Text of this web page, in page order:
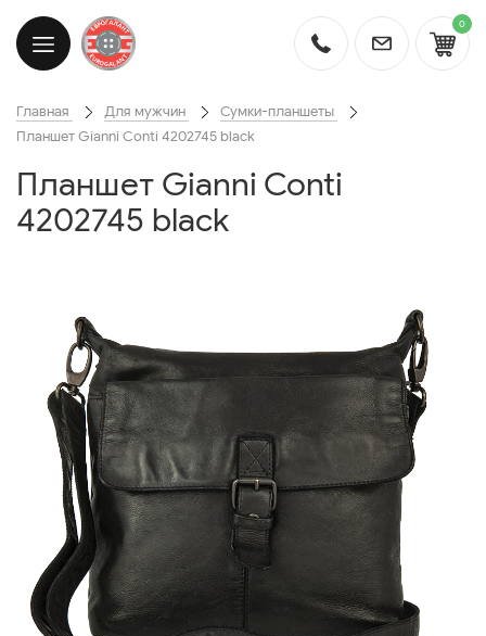
0
Главная Для мужчин
Сумки-планшеты
Планшет Gianni Conti 4202745 black
Планшет Gianni Conti
4202745 black